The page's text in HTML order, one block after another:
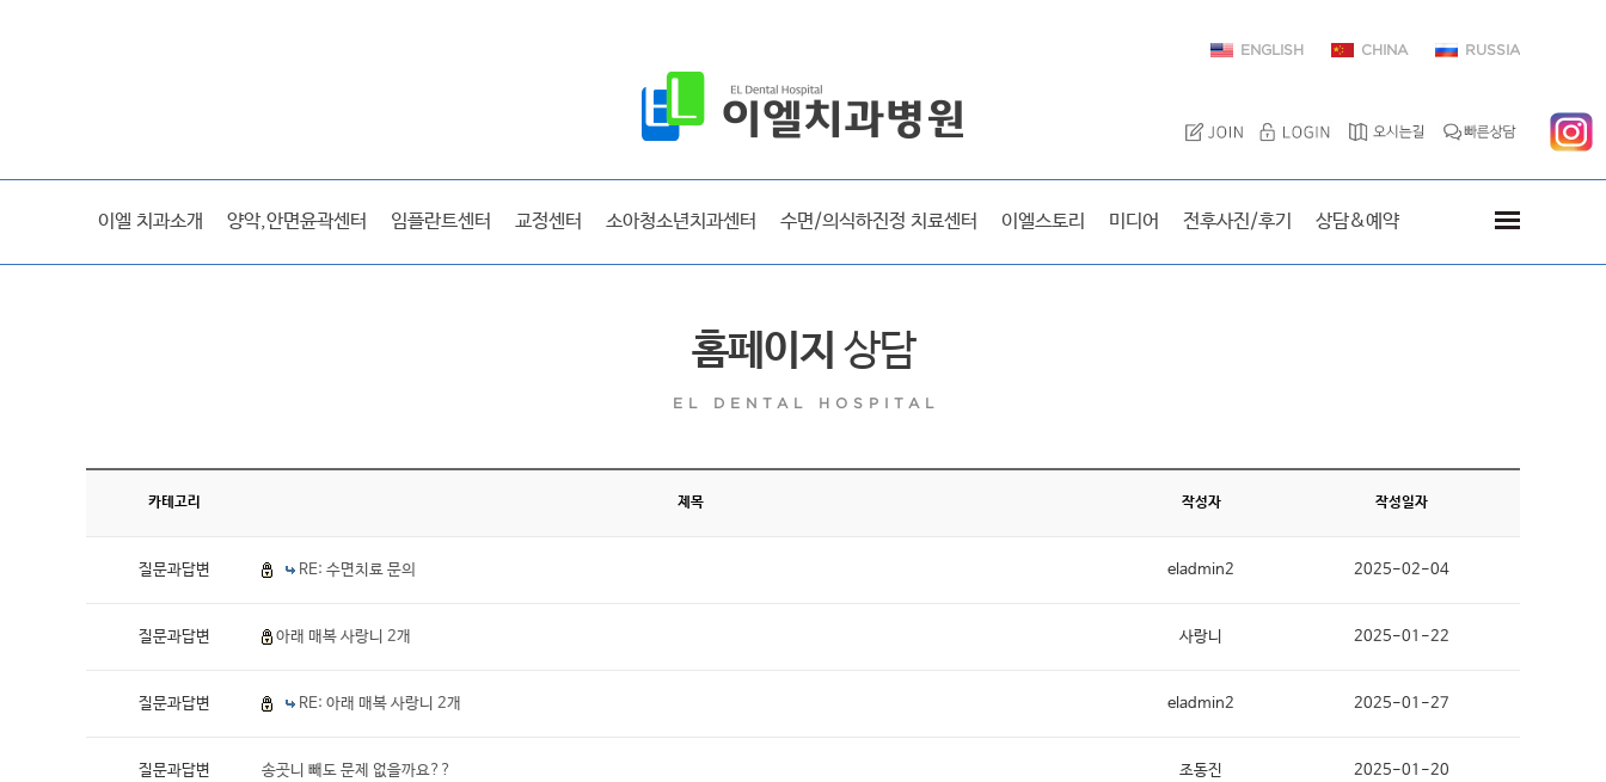
ENGLISH CHINA RUSSIA
이엘 치과소개 양악,안면윤곽센터 임플란트센터 교정센터 소아청소년치과센터 수면/의식하진정 치료센터 이엘스토리 미디어 전후사진/후기 상담&예약
홈페이지 상담
EL DENTAL HOSPITAL
카테고리 제목 작성자 작성일자
질문과답변 RE: 수면치료 문의 eladmin2 2025-02-04
질문과답변 아래 매복 사랑니 2개 사랑니 2025-01-22
질문과답변 RE: 아래 매복 사랑니 2개 eladmin2 2025-01-27
질문과답변 송곳니 빼도 문제 없을까요?? 조동진 2025-01-20